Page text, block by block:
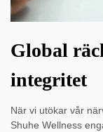
Global
integritet
När vi utökar vår
Shuhe Wellness